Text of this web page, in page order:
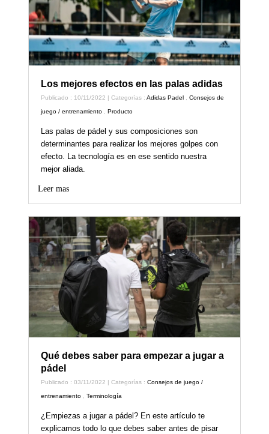
Los mejores efectos en las palas adidas
Publicado : 10/11/2022 | Categorías :Adidas Padel ,Consejos de
juego / entrenamiento ,Producto
Las palas de pádel y sus composiciones son
determinantes para realizar los mejores golpes con
efecto. La tecnología es en ese sentido nuestra
mejor aliada.
Leer mas
Qué debes saber para empezar a jugar a
pádel
Publicado : 03/11/2022 | Categorías :Consejos de juego /
entrenamiento ,Terminología
¿Empiezas a jugar a pádel? En este artículo te
explicamos todo lo que debes saber antes de pisar